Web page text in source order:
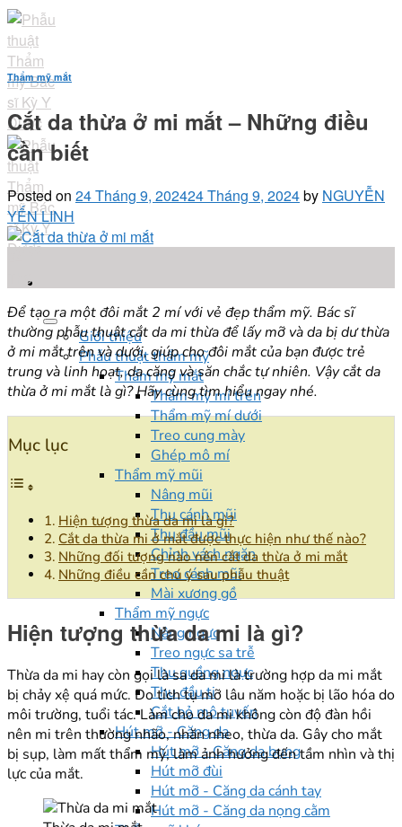
Skip
to
content
Giới thiệu
Phẫu thuật thẩm mỹ
Thẩm mỹ mắt
Thẩm mỹ mí trên
Thẩm mỹ mí dưới
Treo cung mày
Ghép mô mí
Thẩm mỹ mũi
Nâng mũi
Thu cánh mũi
Thu đầu mũi
Chỉnh vách ngăn
Treo cánh mũi
Mài xương gồ
Thẩm mỹ ngực
Nâng ngực
Treo ngực sa trễ
Thu quầng ngực
Thu đầu ti
Cắt bỏ mô tuyến
Hút mỡ - Căng da
Hút mỡ - Căng da bụng
Hút mỡ đùi
Hút mỡ - Căng da cánh tay
Hút mỡ - Căng da nọng cằm
Thẩm mỹ mắt
Cắt da thừa ở mi mắt – Những điều
cần biết
Posted on 24 Tháng 9, 202424 Tháng 9, 2024by NGUYỄN
YẾN LINH
Th9
Để tạo ra một đôi mắt 2 mí với vẻ đẹp thẩm mỹ. Bác sĩ
thường phẫu thuật cắt da mi thừa để lấy mỡ và da bị dư thừa
ở mi mắt trên và dưới, giúp cho đôi mắt của bạn được trẻ
trung và linh hoạt, da căng và săn chắc tự nhiên. Vậy cắt da
thừa ở mi mắt là gì? Hãy cùng tìm hiểu ngay nhé.
Mục lục
Hiện tượng thừa da mi là gì?
Cắt da thừa mi ở mắt được thực hiện như thế nào?
Những đối tượng nào nên cắt da thừa ở mi mắt
Những điều cần chú ý sau phẫu thuật
Hiện tượng thừa da mi là gì?
Thừa da mi hay còn gọi là sa da mi là trường hợp da mi mắt
bị chảy xệ quá mức. Do tích tụ mỡ lâu năm hoặc bị lão hóa do
môi trường, tuổi tác. Làm cho da mi không còn độ đàn hồi
nên mi trên thường nhão, nhăn nheo, thừa da. Gây cho mắt
bị sụp, làm mất thẩm mỹ, làm ảnh hưởng đến tầm nhìn và thị
lực của mắt.